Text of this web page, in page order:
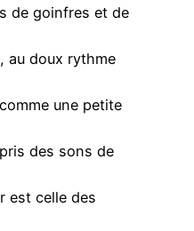
de goinfres et de
au doux rythme
une petite
des sons de
est celle des